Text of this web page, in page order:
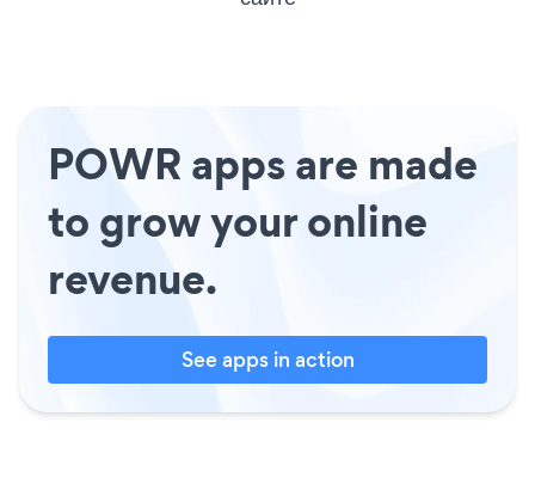
POWR apps are made
to grow your online
revenue.
See apps in action